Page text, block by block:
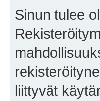
Sinun tulee
liittyvät